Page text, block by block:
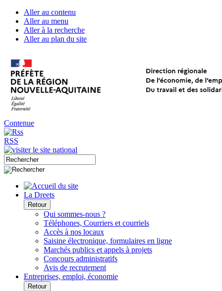
Aller au contenu
Aller au menu
Aller à la recherche
Aller au plan du site
Contenue
RSS
La Dreets
Retour
Qui sommes-nous ?
Téléphones, Courriers et courriels
Accès à nos locaux
Saisine électronique, formulaires en ligne
Marchés publics et appels à projets
Concours administratifs
Avis de recrutement
Entreprises, emploi, économie
Retour